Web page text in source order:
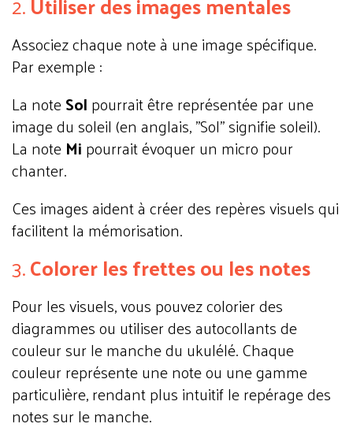
Associez chaque note à une image spécifique.
Par exemple :
La noteSolpourrait être représentée par une
image du soleil (en anglais, "Sol" signifie soleil).
La noteMipourrait évoquer un micro pour
chanter.
Ces images aident à créer des repères visuels qui
facilitent la mémorisation.
3.Colorer les frettes ou les notes
Pour les visuels, vous pouvez colorier des
diagrammes ou utiliser des autocollants de
couleur sur le manche du ukulélé. Chaque
couleur représente une note ou une gamme
particulière, rendant plus intuitif le repérage des
notes sur le manche.